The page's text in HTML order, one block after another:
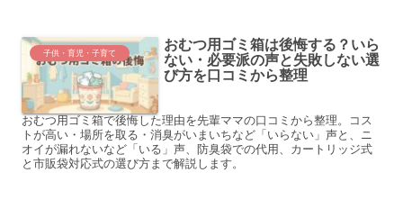
子供・育児・子育て
おむつ用ゴミ箱は後悔する？いら
ない・必要派の声と失敗しない選
び方を口コミから整理
おむつ用ゴミ箱で後悔した理由を先輩ママの口コミから整理。コス
トが高い・場所を取る・消臭がいまいちなど「いらない」声と、ニ
オイが漏れないなど「いる」声、防臭袋での代用、カートリッジ式
と市販袋対応式の選び方まで解説します。